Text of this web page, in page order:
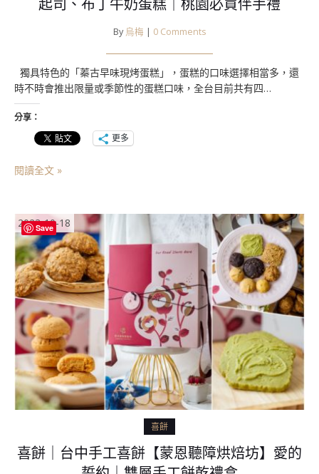
By 烏梅 | 0 Comments
獨具特色的「蓁古早味現烤蛋糕」，蛋糕的口味選擇相當多，還
時不時會推出限量或季節性的蛋糕口味，全台目前共有四…
分享：
更多
閱讀全文 »
2023-10-18
喜餅
喜餅｜台中手工喜餅【蒙恩聽障烘焙坊】愛的
Save